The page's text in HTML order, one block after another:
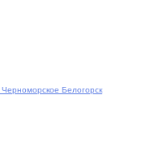
Черноморское Белогорск